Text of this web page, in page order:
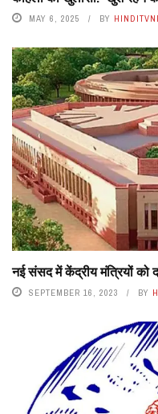
MAY 6, 2025 BY
नई संसद में केंद्रीय मंत्रियों को
SEPTEMBER 16, 2023 BY